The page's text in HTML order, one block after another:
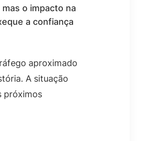
o impacto na
a confiança
aproximado
A situação
próximos